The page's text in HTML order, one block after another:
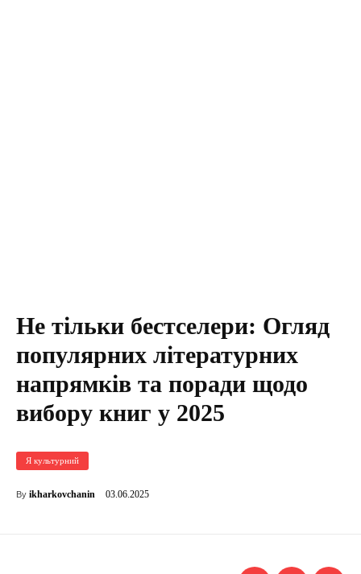
Не тільки бестселери: Огляд
популярних літературних
напрямків та поради щодо
вибору книг у 2025
Я культурний
By ikharkovchanin 03.06.2025